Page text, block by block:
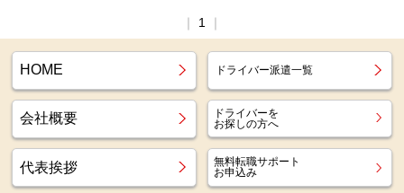
1
HOME ドライバー派遣一覧
会社概要
ドライバーを
お探しの方へ
代表挨拶
無料転職サポート
お申込み